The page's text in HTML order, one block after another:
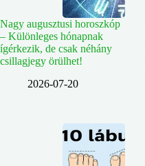
Nagy augusztusi horoszkóp
– Különleges hónapnak
ígérkezik, de csak néhány
csillagjegy örülhet!
2026-07-20